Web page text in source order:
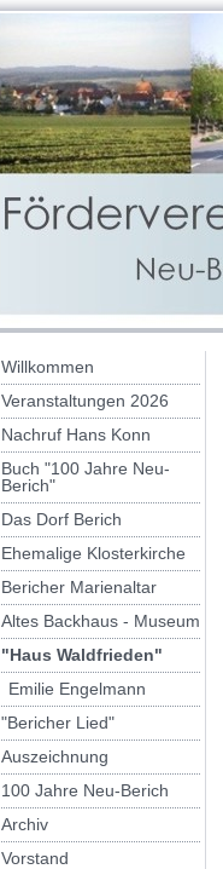
Willkommen
Veranstaltungen 2026
Nachruf Hans Konn
Buch "100 Jahre Neu-
Berich"
Das Dorf Berich
Ehemalige Klosterkirche
Bericher Marienaltar
Altes Backhaus - Museum
"Haus Waldfrieden"
Emilie Engelmann
"Bericher Lied"
Auszeichnung
100 Jahre Neu-Berich
Archiv
Vorstand